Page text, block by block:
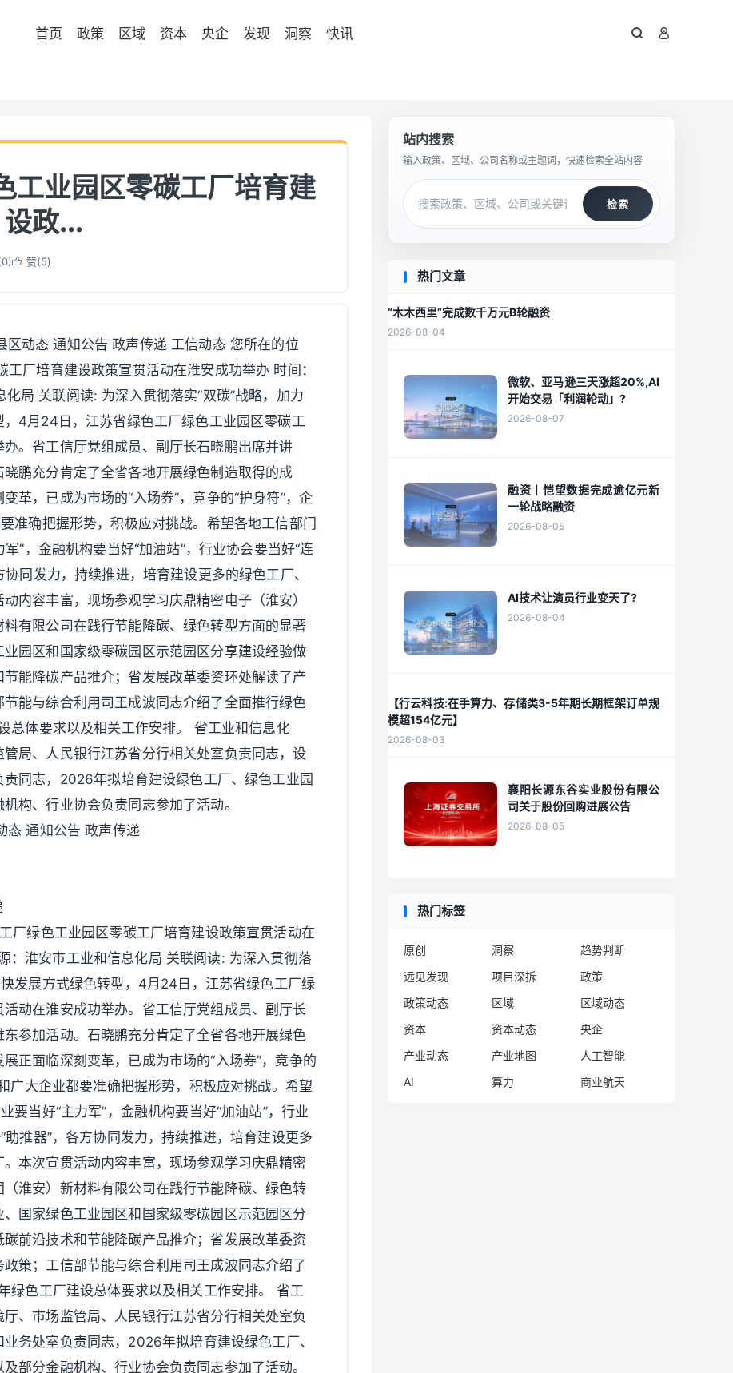
首页 政策 区域 资本 央企 发现 洞察 快讯  
工业园区零碳工厂培育建
设政...
 赞(5)
动态 通知公告 政声传递 工信动态 您所在的位
厂培育建设政策宣贯活动在淮安成功举办 时间：
局 关联阅读: 为深入贯彻落实“双碳”战略，加力
4月24日，江苏省绿色工厂绿色工业园区零碳工
。省工信厅党组成员、副厅长石晓鹏出席并讲
鹏充分肯定了全省各地开展绿色制造取得的成
革，已成为市场的“入场券”，竞争的“护身符”，企
准确把握形势，积极应对挑战。希望各地工信部门
”，金融机构要当好“加油站”，行业协会要当好“连
同发力，持续推进，培育建设更多的绿色工厂、
内容丰富，现场参观学习庆鼎精密电子（淮安）
有限公司在践行节能降碳、绿色转型方面的显著
园区和国家级零碳园区示范园区分享建设经验做
能降碳产品推介；省发展改革委资环处解读了产
能与综合利用司王成波同志介绍了全面推行绿色
总体要求以及相关工作安排。 省工业和信息化
局、人民银行江苏省分行相关处室负责同志，设
同志，2026年拟培育建设绿色工厂、绿色工业园
构、行业协会负责同志参加了活动。
态 通知公告 政声传递
厂绿色工业园区零碳工厂培育建设政策宣贯活动在
淮安市工业和信息化局 关联阅读: 为深入贯彻落
发展方式绿色转型，4月24日，江苏省绿色工厂绿
动在淮安成功举办。省工信厅党组成员、副厅长
参加活动。石晓鹏充分肯定了全省各地开展绿色
正面临深刻变革，已成为市场的“入场券”，竞争的
广大企业都要准确把握形势，积极应对挑战。希望
要当好“主力军”，金融机构要当好“加油站”，行业
助推器”，各方协同发力，持续推进，培育建设更多
本次宣贯活动内容丰富，现场参观学习庆鼎精密
淮安）新材料有限公司在践行节能降碳、绿色转
国家绿色工业园区和国家级零碳园区示范园区分
前沿技术和节能降碳产品推介；省发展改革委资
策；工信部节能与综合利用司王成波同志介绍了
绿色工厂建设总体要求以及相关工作安排。 省工
、市场监管局、人民银行江苏省分行相关处室负
务处室负责同志，2026年拟培育建设绿色工厂、
部分金融机构、行业协会负责同志参加了活动。
站内搜索
输入政策、区域、公司名称或主题词，快速检索全站内容
检索
热门文章
“木木西里”完成数千万元B轮融资
2026-08-04
微软、亚马逊三天涨超20%,AI
开始交易「利润轮动」?
2026-08-07
融资丨恺望数据完成逾亿元新
一轮战略融资
2026-08-05
AI技术让演员行业变天了?
2026-08-04
【行云科技:在手算力、存储类3-5年期长期框架订单规
模超154亿元】
2026-08-03
襄阳长源东谷实业股份有限公
司关于股份回购进展公告
2026-08-05
热门标签
原创 洞察
趋势判断
远见发现
项目深拆
政策
政策动态
区域
区域动态
资本
资本动态
央企
产业动态
产业地图
人工智能
AI
算力 商业航天